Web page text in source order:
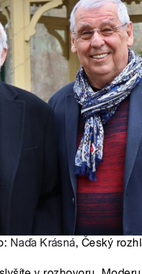
Naďa Krásná, Český